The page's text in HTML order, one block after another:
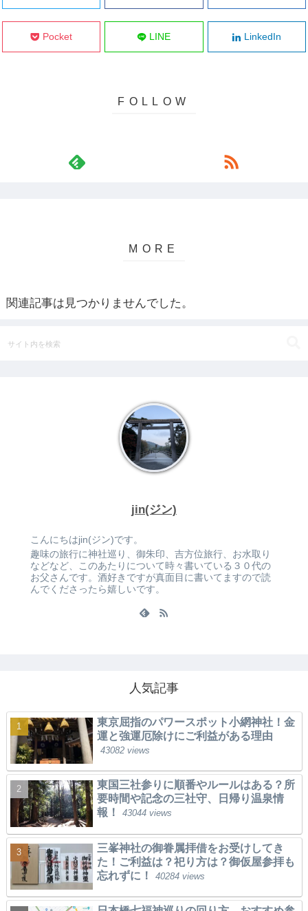
Pocket LINE LinkedIn
関連記事は見つかりませんでした。
jin(ジン)
こんにちはjin(ジン)です。
趣味の旅行に神社巡り、御朱印、吉方位旅行、お水取り
などなど、このあたりについて時々書いている３０代の
お父さんです。酒好きですが真面目に書いてますので読
んでくださったら嬉しいです。
人気記事
東京屈指のパワースポット小網神社！金
運と強運厄除けにご利益がある理由
43082 views
東国三社参りに順番やルールはある？所
要時間や記念の三社守、日帰り温泉情
報！
43044 views
三峯神社の御眷属拝借をお受けしてき
た！ご利益は？祀り方は？御仮屋参拝も
忘れずに！
40284 views